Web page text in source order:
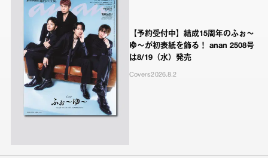
【予約受付中】結成15周年のふぉ～
ゆ～が初表紙を飾る！ anan 2508号
は8/19（水）発売
Covers2026.8.2